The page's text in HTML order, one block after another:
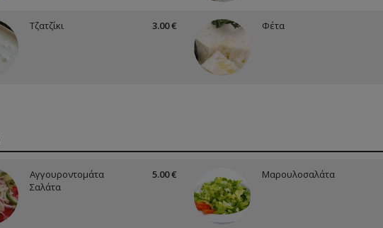
Τζατζίκι 3.00 € Φέτα
Αγγουροντομάτα
Σαλάτα
5.00 € Μαρουλοσαλάτα